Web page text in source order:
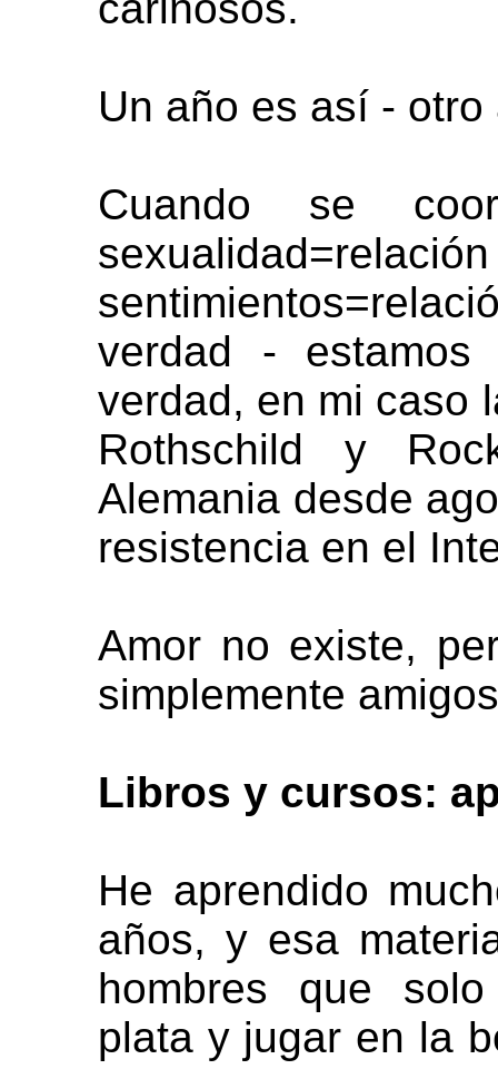
Un año es así -
Cuando se
verdad -
verdad, en mi caso
Rothschild y
Alemania desde
resistencia en el
Amor no existe,
simplemente
Libros y cursos:
He aprendido
años, y esa
hombres que
plata y jugar en la